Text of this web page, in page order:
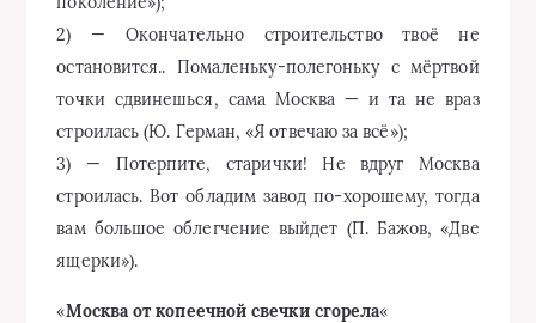
2) — Окончательно строительство твоё не
остановится.. Помаленьку-полегоньку с мёртвой
точки сдвинешься, сама Москва — и та не враз
строилась (Ю. Герман, «Я отвечаю за всё»);
3) — Потерпите, старички! Не вдруг Москва
строилась. Вот обладим завод по-хорошему, тогда
вам большое облегчение выйдет (П. Бажов, «Две
ящерки»).
«Москва от копеечной свечки сгорела«